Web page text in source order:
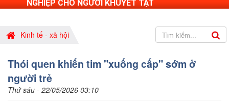
NGHIỆP CHO NGƯỜI KHUYẾT TẬT
Kinh tế - xã hội
Thói quen khiến tim "xuống cấp" sớm ở
người trẻ
Thứ sáu - 22/05/2026 03:10